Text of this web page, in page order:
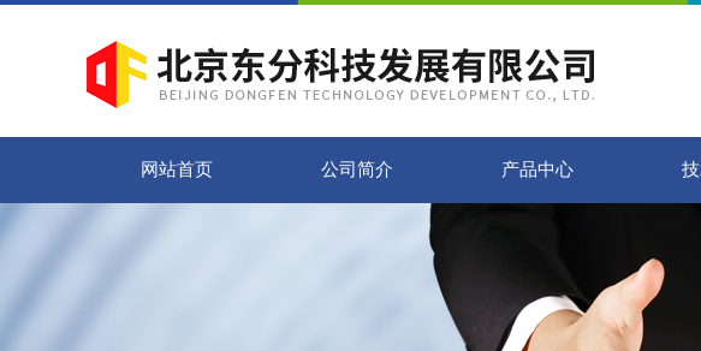
网站首页 公司简介 产品中心